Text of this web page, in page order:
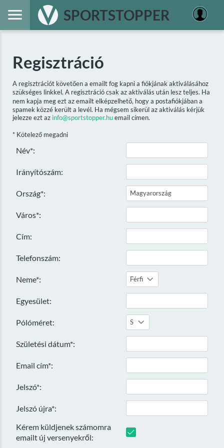
SPORTSTOPPER
Regisztráció
A regisztrációt követően a emailt fog kapni a fiókjának aktiválásához
szükséges linkkel. A regisztráció csak az aktiválás után lesz teljes. Ha
nem kapja meg ezt az emailt elképzelhető, hogy a postafiókjában a
spamek közzé került a levél. Ha mégsem sikerül az aktiválás kérjük
jelezze ezt az info@sportstopper.huemail címen.
* Kötelező megadni
Név*:
Irányítószám:
Ország*:
Város*:
Cím:
Telefonszám:
Neme*: Férfi
Egyesület:
Pólóméret: S
Születési dátum*:
Email cím*:
Jelszó*:
Jelszó újra*:
Kérem küldjenek számomra
emailt új versenyekről: